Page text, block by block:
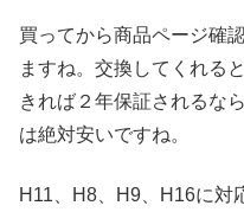
買ってから商品ページ確
ますね。交換してくれる
きれば２年保証されるな
は絶対安いですね。
H11、H8、H9、H16に対